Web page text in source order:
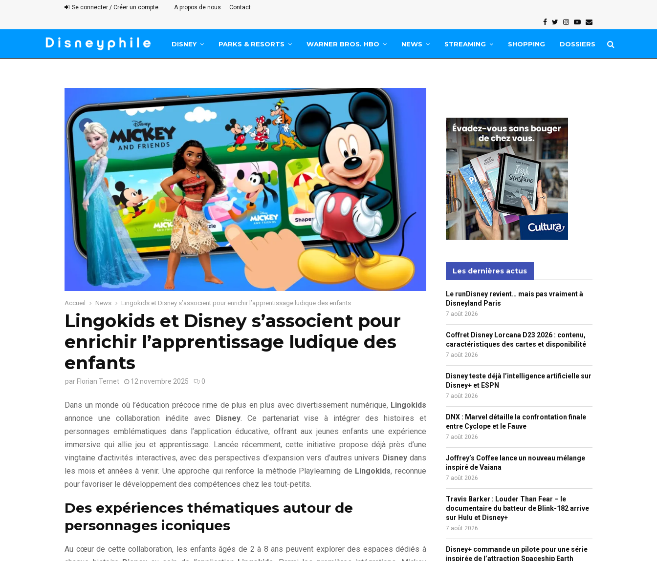
Se connecter / Créer un compte A propos de nous Contact
Facebook
Twitter
Instagram
Youtube
Email
DISNEY PARKS & RESORTS WARNER BROS. HBO NEWS STREAMING SHOPPING DOSSIERS
Accueil News Lingokids et Disney s’associent pour enrichir l’apprentissage ludique des enfants
Lingokids et Disney s’associent pour
enrichir l’apprentissage ludique des
enfants
par Florian Ternet 12 novembre 2025 0
Dans un monde où l’éducation précoce rime de plus en plus avec divertissement numérique, Lingokids
annonce une collaboration inédite avec
Disney. Ce partenariat vise à intégrer des histoires et
personnages emblématiques dans l’application éducative, offrant aux jeunes enfants une expérience
immersive qui allie jeu et apprentissage. Lancée récemment, cette initiative propose déjà près d’une
vingtaine d’activités interactives, avec des perspectives d’expansion vers d’autres univers Disneydans
les mois et années à venir. Une approche qui renforce la méthode Playlearning de Lingokids, reconnue
pour favoriser le développement des compétences chez les tout-petits.
Des expériences thématiques autour de
personnages iconiques
Au cœur de cette collaboration, les enfants âgés de 2 à 8 ans peuvent explorer des espaces dédiés à
Les dernières actus
Le runDisney revient… mais pas vraiment à
Disneyland Paris
7 août 2026
Coffret Disney Lorcana D23 2026 : contenu,
caractéristiques des cartes et disponibilité
7 août 2026
Disney teste déjà l’intelligence artificielle sur
Disney+ et ESPN
7 août 2026
DNX : Marvel détaille la confrontation finale
entre Cyclope et le Fauve
7 août 2026
Joffrey’s Coffee lance un nouveau mélange
inspiré de Vaiana
7 août 2026
Travis Barker : Louder Than Fear – le
documentaire du batteur de Blink-182 arrive
sur Hulu et Disney+
7 août 2026
Disney+ commande un pilote pour une série
inspirée de l’attraction Spaceship Earth